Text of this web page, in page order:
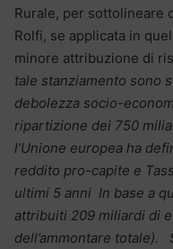
Rurale, per sottolineare
Rolfi, se applicata in
minore attribuzione di
tale stanziamento sono
debolezza socio-
ripartizione dei 750
l’Unione europea ha
reddito pro-capite e
ultimi 5 anni In base a
attribuiti 209 miliardi di
dell’ammontare totale).